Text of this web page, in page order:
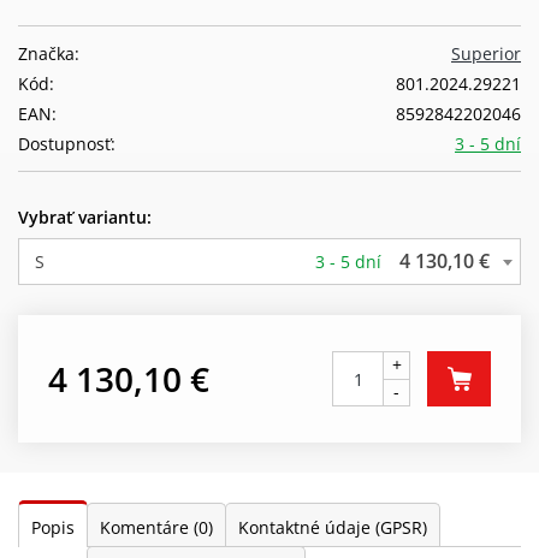
Superior
Značka:
801.2024.29221
Kód:
8592842202046
EAN:
3 - 5 dní
Dostupnosť:
Vybrať variantu:
S
3 - 5 dní 4 130,10 €
4 130,10 €
+
-
Popis Komentáre (0)
Kontaktné údaje (GPSR)